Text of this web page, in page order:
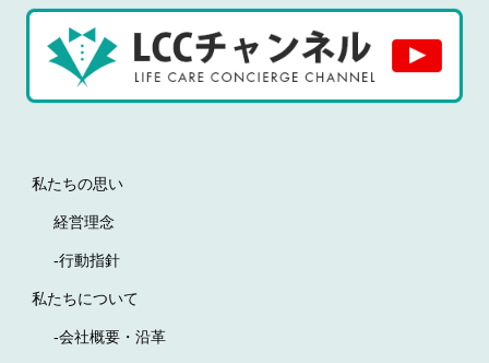
私たちの思い
経営理念
-行動指針
私たちについて
-会社概要・沿革